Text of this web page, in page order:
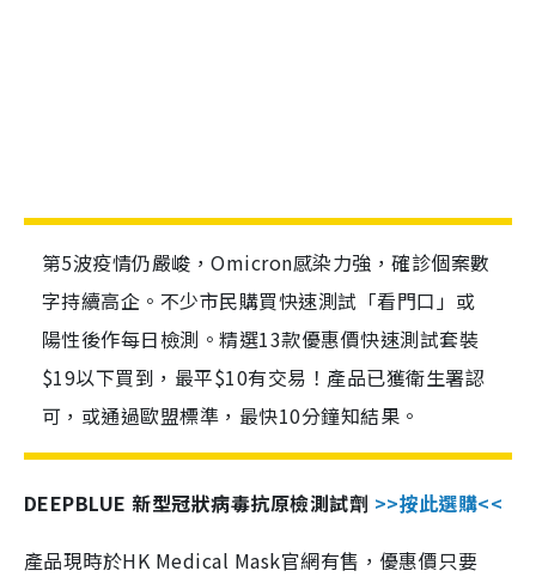
第5波疫情仍嚴峻，Omicron感染力強，確診個案數
字持續高企。不少市民購買快速測試「看門口」或
陽性後作每日檢測。精選13款優惠價快速測試套裝
$19以下買到，最平$10有交易！產品已獲衛生署認
可，或通過歐盟標準，最快10分鐘知結果。
DEEPBLUE 新型冠狀病毒抗原檢測試劑 >>按此選購<<
產品現時於HK Medical Mask官網有售，優惠價只要